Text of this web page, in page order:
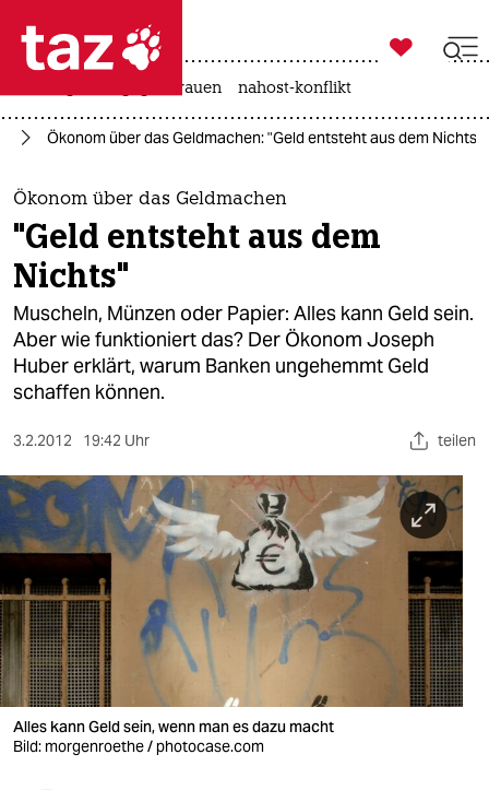
 taz zahl ich
taz zahl ich
themen
politik
öko
gesellschaft
kultur
sport
berlin
nord
wahrheit
verlag
verlag
veranstaltungen

taz zahl ich
gewalt gegen frauen nahost-konflikt
Ökonom über das Geldmachen: "Geld entsteht aus dem Nichts"
Ökonom über das Geldmachen
"Geld entsteht aus dem
Nichts"
Muscheln, Münzen oder Papier: Alles kann Geld sein.
Aber wie funktioniert das? Der Ökonom Joseph
Huber erklärt, warum Banken ungehemmt Geld
schaffen können.
3.2.2012 19:42 Uhr teilen
Alles kann Geld sein, wenn man es dazu macht
Bild: morgenroethe / photocase.com